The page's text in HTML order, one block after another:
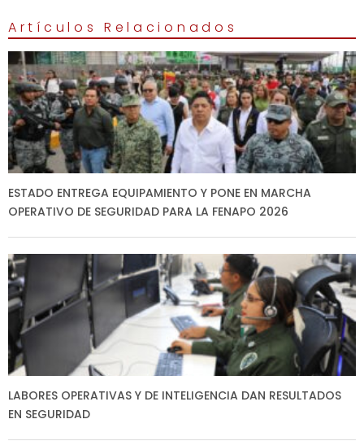
Artículos Relacionados
ESTADO ENTREGA EQUIPAMIENTO Y PONE EN MARCHA
OPERATIVO DE SEGURIDAD PARA LA FENAPO 2026
LABORES OPERATIVAS Y DE INTELIGENCIA DAN RESULTADOS
EN SEGURIDAD